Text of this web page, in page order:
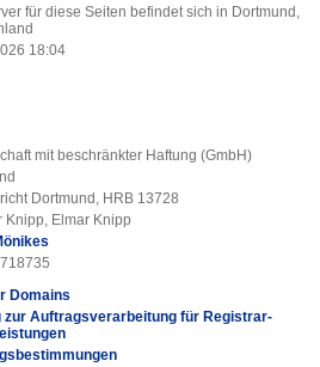
für diese Seiten befindet sich in Dortmund,
18:04
mit beschränkter Haftung (GmbH)
Dortmund, HRB 13728
Knipp, Elmar Knipp
Domains
zur Auftragsverarbeitung für Registrar-